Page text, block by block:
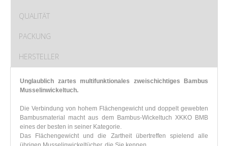
QUALITÄT
PACKUNG
HERSTELLER
Unglaublich zartes multifunktionales zweischichtiges Bambus
Musselinwickeltuch.
Die Verbindung von hohem Flächengewicht und doppelt gewebten
Bambusmaterial macht aus dem Bambus-Wickeltuch XKKO BMB
eines der besten in seiner Kategorie.
Das Flächengewicht und die Zartheit übertreffen spielend alle